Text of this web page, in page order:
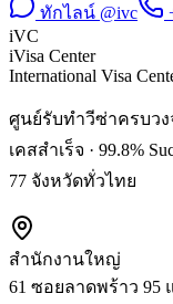
ทักไลน์ @ivc
iVC
iVisa Center
International Visa
ศูนย์รับทำวีซ่าครบวง
เคสสำเร็จ · 99.8%
77 จังหวัดทั่วไทย
สำนักงานใหญ่
61 ซอยลาดพร้าว 95